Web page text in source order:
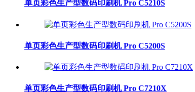
单页彩色生产型数码印刷机 Pro C5210S
单页彩色生产型数码印刷机 Pro C5200S
单页彩色生产型数码印刷机 Pro C7210X